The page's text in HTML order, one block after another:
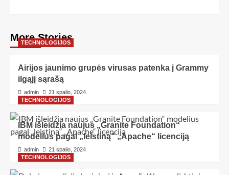
More Stories
TECHNOLOGIJOS
Airijos jaunimo grupės virusas patenka į Grammy
ilgąjį sąrašą
admin
21 spalio, 2024
TECHNOLOGIJOS
IBM išleidžia naujus „Granite Foundation“
modelius pagal „leistiną“ „Apache“ licenciją
admin
21 spalio, 2024
TECHNOLOGIJOS